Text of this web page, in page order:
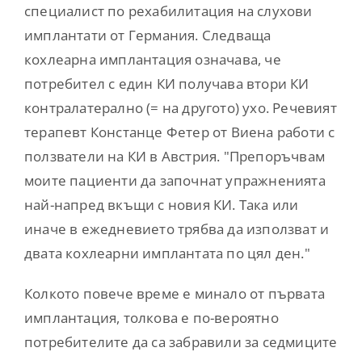
специалист по рехабилитация на слухови
имплантати от Германия. Следваща
кохлеарна имплантация означава, че
потребител с един КИ получава втори КИ
контралатерално (= на другото) ухо. Речевият
терапевт Констанце Фетер от Виена работи с
ползватели на КИ в Австрия. "Препоръчвам
моите пациенти да започнат упражненията
най-напред вкъщи с новия КИ. Така или
иначе в ежедневието трябва да използват и
двата кохлеарни имплантата по цял ден."
Колкото повече време е минало от първата
имплантация, толкова е по-вероятно
потребителите да са забравили за седмиците